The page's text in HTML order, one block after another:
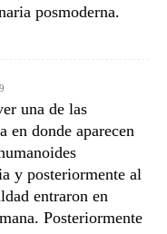
posmoderna.
una de las
en donde aparecen
y posteriormente al
entraron en
Posteriormente